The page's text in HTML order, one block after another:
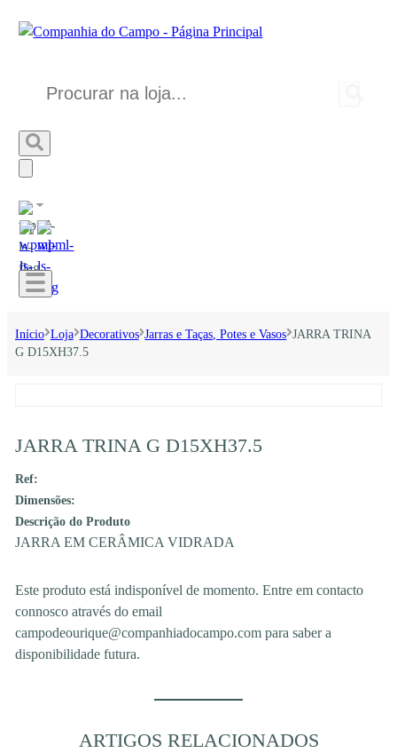
Início Loja Decorativos Jarras e Taças, Potes e Vasos JARRA TRINA
G D15XH37.5
JARRA TRINA G D15XH37.5
Ref:
Dimensões:
Descrição do Produto
JARRA EM CERÂMICA VIDRADA
Este produto está indisponível de momento. Entre em contacto
connosco através do email
campodeourique@companhiadocampo.com para saber a
disponibilidade futura.
ARTIGOS RELACIONADOS